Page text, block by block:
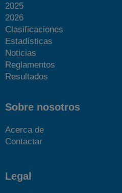
2025
2026
Clasificaciones
Estadísticas
Noticias
Reglamentos
Resultados
Sobre nosotros
Acerca de
Contactar
Legal